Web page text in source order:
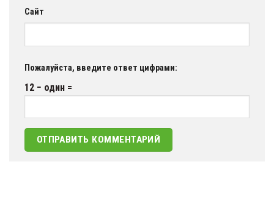
Сайт
Пожалуйста, введите ответ цифрами:
12 − один =